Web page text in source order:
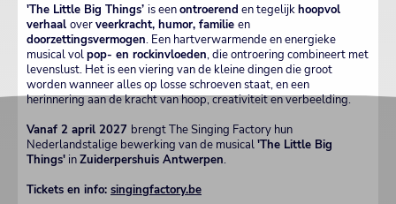
'The Little Big Things’ is eenontroerend en tegelijkhoopvol
verhaal overveerkracht, humor, familie en
doorzettingsvermogen. Een hartverwarmende en energieke
musical volpop- en rockinvloeden, die ontroering combineert met
levenslust. Het is een viering van de kleine dingen die groot
worden wanneer alles op losse schroeven staat, en een
herinnering aan de kracht van hoop, creativiteit en verbeelding.
Vanaf 2 april 2027 brengt The Singing Factory hun
Nederlandstalige bewerking van de musical'The Little Big
Things' inZuiderpershuis Antwerpen.
Tickets en info: singingfactory.be